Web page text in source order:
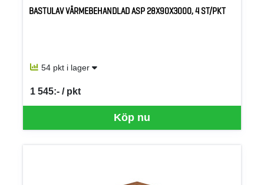
BASTULAV VÄRMEBEHANDLAD ASP 28X90X3000, 4 ST/PKT
54 pkt i lager
Köp nu
1 545:- / pkt
SEK per PKT